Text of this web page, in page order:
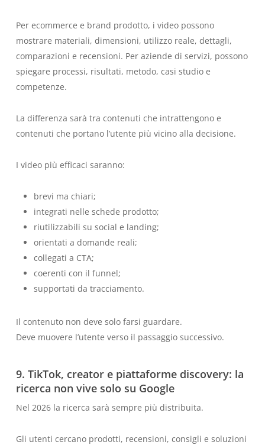
Per ecommerce e brand prodotto, i video possono
mostrare materiali, dimensioni, utilizzo reale, dettagli,
comparazioni e recensioni. Per aziende di servizi, possono
spiegare processi, risultati, metodo, casi studio e
competenze.
La differenza sarà tra contenuti che intrattengono e
contenuti che portano l’utente più vicino alla decisione.
I video più efficaci saranno:
brevi ma chiari;
integrati nelle schede prodotto;
riutilizzabili su social e landing;
orientati a domande reali;
collegati a CTA;
coerenti con il funnel;
supportati da tracciamento.
Il contenuto non deve solo farsi guardare.
Deve muovere l’utente verso il passaggio successivo.
9. TikTok, creator e piattaforme discovery: la
ricerca non vive solo su Google
Nel 2026 la ricerca sarà sempre più distribuita.
Gli utenti cercano prodotti, recensioni, consigli e soluzioni